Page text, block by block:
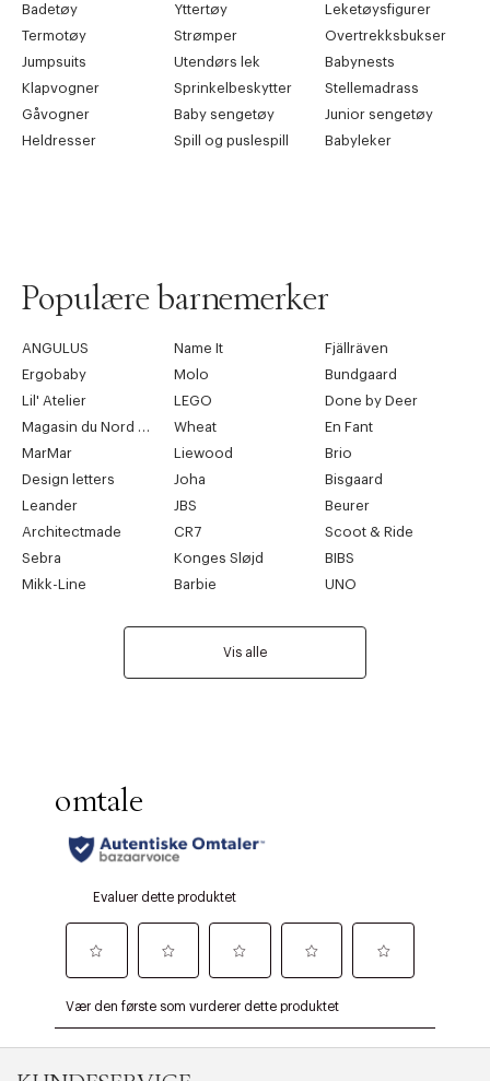
Badetøy
Yttertøy
Leketøysfigurer
Termotøy
Strømper
Overtrekksbukser
Jumpsuits
Utendørs lek
Babynests
Klapvogner
Sprinkelbeskytter
Stellemadrass
Gåvogner
Baby sengetøy
Junior sengetøy
Heldresser
Spill og puslespill Babyleker
Populære barnemerker
ANGULUS Name It
Fjällräven
Ergobaby
Molo
Bundgaard
Lil' Atelier
LEGO
Done by Deer
Wheat
En Fant
MarMar
Liewood
Brio
Design letters
Joha
Bisgaard
Leander
JBS
Beurer
Architectmade
CR7
Scoot & Ride
Sebra
Konges Sløjd
BIBS
Mikk-Line
Barbie UNO
Vis alle